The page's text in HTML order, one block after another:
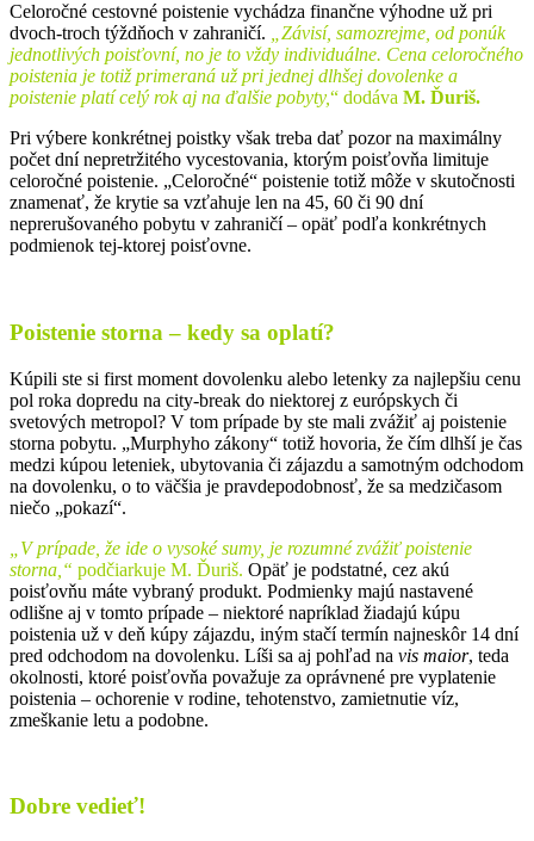
Celoročné cestovné poistenie vychádza finančne výhodne už pri
dvoch-troch týždňoch v zahraničí.
„Závisí, samozrejme, od ponúk
jednotlivých poisťovní, no je to vždy individuálne. Cena celoročného
poistenia je totiž primeraná už pri jednej dlhšej dovolenke a
poistenie platí celý rok aj na ďalšie pobyty,“ dodáva M. Ďuriš.
Pri výbere konkrétnej poistky však treba dať pozor na maximálny
počet dní nepretržitého vycestovania, ktorým poisťovňa limituje
celoročné poistenie. „Celoročné“ poistenie totiž môže v skutočnosti
znamenať, že krytie sa vzťahuje len na 45, 60 či 90 dní
neprerušovaného pobytu v zahraničí – opäť podľa konkrétnych
podmienok tej-ktorej poisťovne.
Poistenie storna – kedy sa oplatí?
Kúpili ste si first moment dovolenku alebo letenky za najlepšiu cenu
pol roka dopredu na city-break do niektorej z európskych či
svetových metropol? V tom prípade by ste mali zvážiť aj poistenie
storna pobytu. „Murphyho zákony“ totiž hovoria, že čím dlhší je čas
medzi kúpou leteniek, ubytovania či zájazdu a samotným odchodom
na dovolenku, o to väčšia je pravdepodobnosť, že sa medzičasom
niečo „pokazí“.
„V prípade, že ide o vysoké sumy, je rozumné zvážiť poistenie
storna,“ podčiarkuje M. Ďuriš. Opäť je podstatné, cez akú
poisťovňu máte vybraný produkt. Podmienky majú nastavené
odlišne aj v tomto prípade – niektoré napríklad žiadajú kúpu
poistenia už v deň kúpy zájazdu, iným stačí termín najneskôr 14 dní
pred odchodom na dovolenku. Líši sa aj pohľad na vis maior, teda
okolnosti, ktoré poisťovňa považuje za oprávnené pre vyplatenie
poistenia – ochorenie v rodine, tehotenstvo, zamietnutie víz,
zmeškanie letu a podobne.
Dobre vedieť!